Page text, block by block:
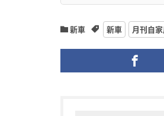
新車 新車 月刊自